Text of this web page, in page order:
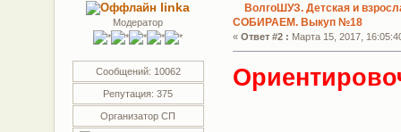
linka
Модератор
Сообщений: 10062
Репутация: 375
Организатор СП
ВолгоШУЗ. Детская и
СОБИРАЕМ. Выкуп №18
«Ответ #2 : Марта 15, 2017,